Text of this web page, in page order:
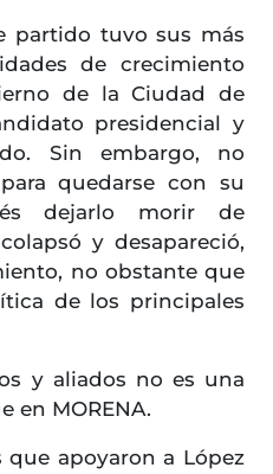
partido tuvo sus más
de crecimiento
de la Ciudad de
presidencial y
Sin embargo, no
quedarse con su
dejarlo morir de
y desapareció,
no obstante que
de los principales
y aliados no es una
en MORENA.
apoyaron a López